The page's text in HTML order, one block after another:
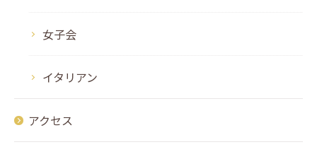
女子会
イタリアン
アクセス